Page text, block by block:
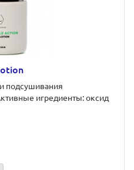
подсушивания
игредиенты: оксид